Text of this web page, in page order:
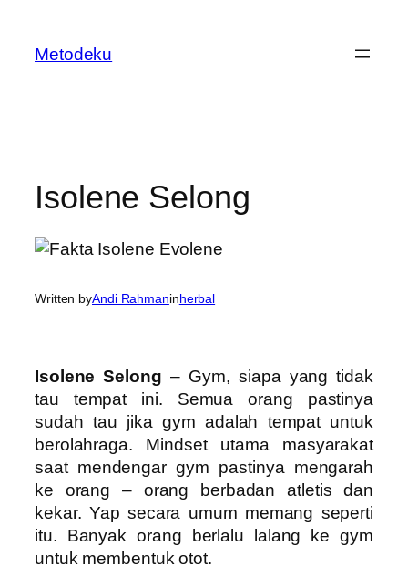
content
Metodeku
Isolene Selong
Written byAndi Rahmaninherbal
Isolene Selong – Gym, siapa yang tidak
tau tempat ini. Semua orang pastinya
sudah tau jika gym adalah tempat untuk
berolahraga. Mindset utama masyarakat
saat mendengar gym pastinya mengarah
ke orang – orang berbadan atletis dan
kekar. Yap secara umum memang seperti
itu. Banyak orang berlalu lalang ke gym
untuk membentuk otot.